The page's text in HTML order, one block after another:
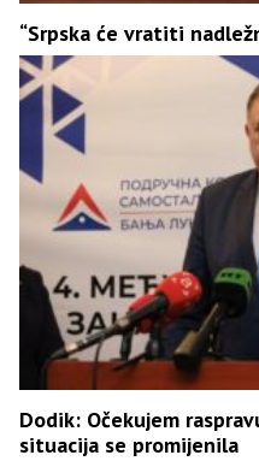
“Srpska će vratiti
Dodik: Očekujem
situacija se promijenila